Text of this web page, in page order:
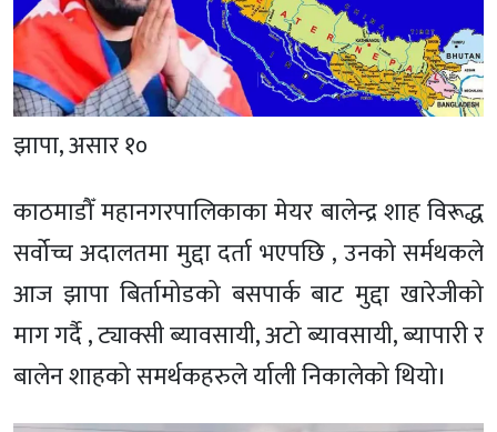
झापा, असार १०
काठमाडौँ महानगरपालिकाका मेयर बालेन्द्र शाह विरूद्ध
सर्वोच्च अदालतमा मुद्दा दर्ता भएपछि , उनको सर्मथकले
आज झापा बिर्तामोडको बसपार्क बाट मुद्दा खारेजीको
माग गर्दै , ट्याक्सी ब्यावसायी, अटो ब्यावसायी, ब्यापारी र
बालेन शाहको समर्थकहरुले र्याली निकालेको थियो।